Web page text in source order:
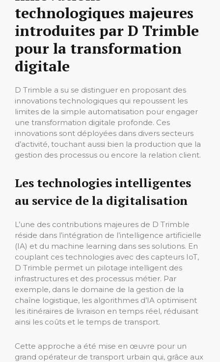
technologiques majeures
introduites par D Trimble
pour la transformation
digitale
D Trimble a su se distinguer en proposant des
innovations technologiques qui repoussent les
limites de la simple automatisation pour engager
une transformation digitale profonde. Ces
innovations sont déployées dans divers secteurs
d’activité, touchant aussi bien la production que la
gestion des processus ou encore la relation client.
Les technologies intelligentes
au service de la digitalisation
L’une des contributions majeures de D Trimble
réside dans l’intégration de l’intelligence artificielle
(IA) et du machine learning dans ses solutions. En
couplant ces technologies avec des capteurs IoT,
D Trimble permet un pilotage intelligent des
infrastructures et des processus métier. Par
exemple, dans le domaine de la gestion de la
chaîne logistique, les algorithmes d’IA optimisent
les itinéraires de livraison en temps réel, réduisant
ainsi les coûts et le temps de transport.
Cette approche a été mise en œuvre pour un
grand opérateur de transport urbain qui, grâce aux